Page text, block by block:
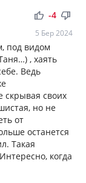
thumb_up thumb_down
-4
5 Бер 2024
под видом
, хаять
Ведь
скрывая своих
но не
от
останется
Такая
когда